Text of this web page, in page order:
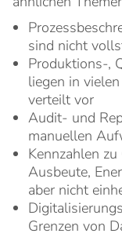
sind nicht
Produktions-,
liegen in
verteilt vor
Audit- und
manuellen
Kennzahlen
Ausbeute,
aber nicht
Grenzen von